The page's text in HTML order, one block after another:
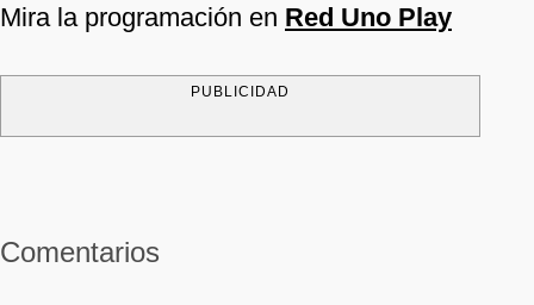
Mira la programación en Red Uno Play
PUBLICIDAD
Comentarios